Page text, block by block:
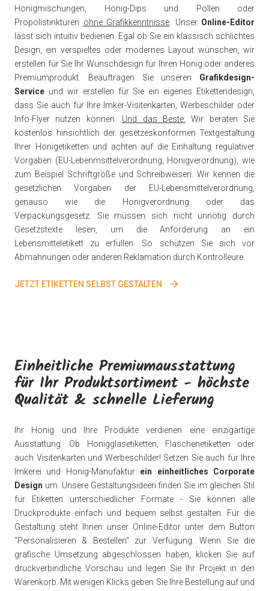
Honigmischungen, Honig-Dips und Pollen oder
Propolistinkturen ohne Grafikkenntnisse . Unser Online-Editor
lässt sich intuitiv bedienen. Egal ob Sie ein klassisch schlichtes
Design, ein verspieltes oder modernes Layout wünschen, wir
erstellen für Sie Ihr Wunschdesign für Ihren Honig oder anderes
Premiumprodukt. Beauftragen Sie unseren Grafikdesign-
Service und wir erstellen für Sie ein eigenes Etikettendesign,
dass Sie auch für Ihre Imker-Visitenkarten, Werbeschilder oder
Info-Flyer nutzen können. Und das Beste: Wir beraten Sie
kostenlos hinsichtlich der gesetzeskonformen Textgestaltung
Ihrer Honigetiketten und achten auf die Einhaltung regulativer
Vorgaben (EU-Lebenmsittelverordnung, Honigverordnung), wie
zum Beispiel Schriftgröße und Schreibweisen. Wir kennen die
gesetzlichen Vorgaben der EU-Lebensmittelverordnung,
genauso wie die Honigverordnung oder das
Verpackungsgesetz. Sie müssen sich nicht unnötig durch
Gesetzstexte lesen, um die Anforderung an ein
Lebensmitteletikett zu erfüllen. So schützen Sie sich vor
Abmahnungen oder anderen Reklamation durch Kontrolleure.
JETZT ETIKETTEN SELBST GESTALTEN
Einheitliche Premiumausstattung
für Ihr Produktsortiment - höchste
Qualität & schnelle Lieferung
Ihr Honig und Ihre Produkte verdienen eine einzigartige
Ausstattung. Ob Honigglasetiketten, Flaschenetiketten oder
auch Visitenkarten und Werbeschilder! Setzen Sie auch für Ihre
Imkerei und Honig-Manufaktur ein einheitliches Corporate
Design um. Unsere Gestaltungsideen finden Sie im gleichen Stil
für Etiketten unterschiedlicher Formate - Sie können alle
Druckprodukte einfach und bequem selbst gestalten. Für die
Gestaltung steht Ihnen unser Online-Editor unter dem Button
"Personalisieren & Bestellen" zur Verfügung. Wenn Sie die
grafische Umsetzung abgeschlossen haben, klicken Sie auf
druckverbindliche Vorschau und legen Sie Ihr Projekt in den
Warenkorb. Mit wenigen Klicks geben Sie Ihre Bestellung auf und